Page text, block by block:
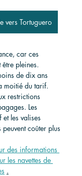
vers Tortuguero
car ces
être pleines.
de dix ans
moitié du tarif.
restrictions
Les
et les valises
coûter plus
des informations
les navettes de
.